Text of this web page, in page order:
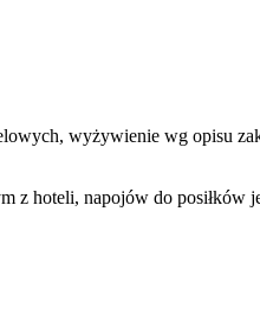
wyżywienie wg opisu
hoteli, napojów do posiłków